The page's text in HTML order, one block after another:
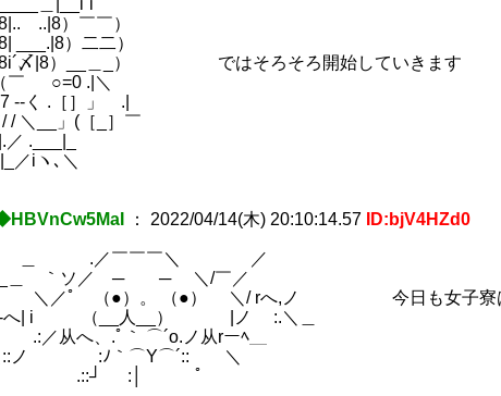
＿|__i`i
）￣￣）
）二二）
|8）__＿_） ではそろそろ開始していきます
○=0 .|＼
--く .［］」 .|
__」(［_］￣
.___|_
iヽ､＼
： 2022/04/14(木) 20:10:14.57 ID:bjV4HZd0
￣￣￣＼ ／
ソ／ ─ ─ ＼/￣／
（●）。 （●） ＼/ rへ,ノ 今日も女子寮は
-へ| i （__人__） |ノ :.＼＿
、.ﾟ｀ ⌒´o.ノ从rーﾍ＿
:ﾉ｀⌒Y⌒´:: ＼
:│ ﾟ
(1)